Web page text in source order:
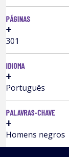
PÁGINAS
+
301
IDIOMA
+
Português
PALAVRAS-CHAVE
+
Homens negros